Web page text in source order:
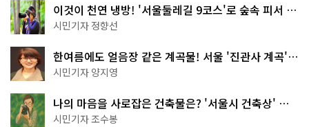
이것이 천연 냉방! '서울둘레길 9코스'로 숲속 피서 떠
나볼까
시민기자 정향선
한여름에도 얼음장 같은 계곡물! 서울 '진관사 계곡'이
천국이네~
시민기자 양지영
나의 마음을 사로잡은 건축물은? '서울시 건축상' 수
상작 공개!
시민기자 조수봉